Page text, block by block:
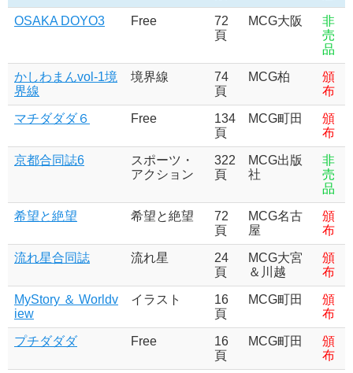
OSAKA DOYO3 Free
72
頁
MCG大阪
非
売
品
かしわまんvol-1境
界線
境界線
74
頁
MCG柏
頒
布
マチダダダ６ Free
134
頁
MCG町田
頒
布
京都合同誌6
スポーツ・
アクション
322
頁
MCG出版
社
非
売
品
希望と絶望 希望と絶望
72
頁
MCG名古
屋
頒
布
流れ星合同誌 流れ星
24
頁
MCG大宮
＆川越
頒
布
MyStory ＆ Worldv
iew
イラスト
16
頁
MCG町田
頒
布
プチダダダ Free
16
頁
MCG町田
頒
布